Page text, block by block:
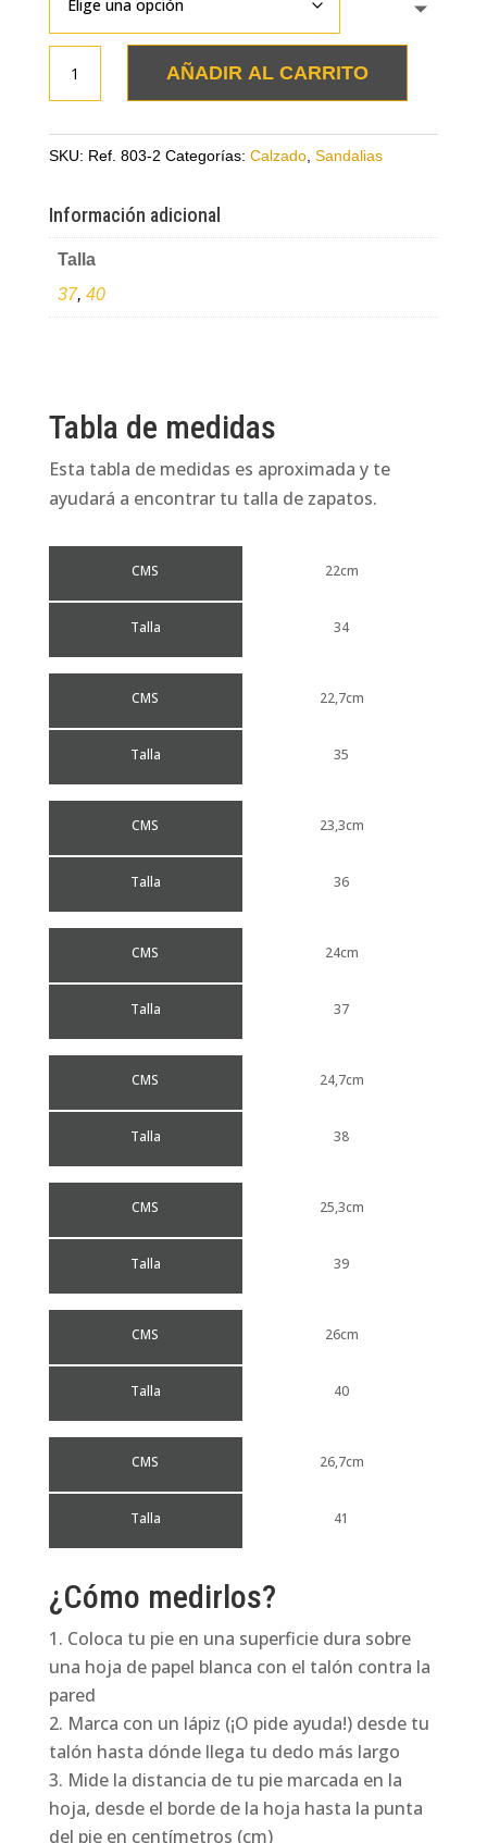
cuero
moño
cantidad
AÑADIR AL CARRITO
SKU: Ref. 803-2 Categorías: Calzado, Sandalias
Información adicional
Talla
37, 40
Tabla de medidas
Esta tabla de medidas es aproximada y te
ayudará a encontrar tu talla de zapatos.
CMS
Talla
22cm
34
CMS
Talla
22,7cm
35
CMS
Talla
23,3cm
36
CMS
Talla
24cm
37
CMS
Talla
24,7cm
38
CMS
Talla
25,3cm
39
CMS
Talla
26cm
40
CMS
Talla
26,7cm
41
¿Cómo medirlos?
Coloca tu pie en una superficie dura sobre
una hoja de papel blanca con el talón contra la
pared
Marca con un lápiz (¡O pide ayuda!) desde tu
talón hasta dónde llega tu dedo más largo
Mide la distancia de tu pie marcada en la
hoja, desde el borde de la hoja hasta la punta
del pie en centímetros (cm)